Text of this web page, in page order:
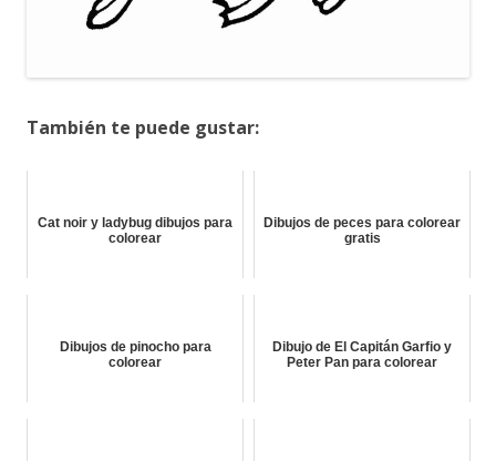
También te puede gustar:
Cat noir y ladybug dibujos para
colorear
Dibujos de peces para colorear
gratis
Dibujos de pinocho para
colorear
Dibujo de El Capitán Garfio y
Peter Pan para colorear